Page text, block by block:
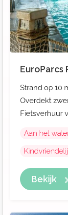
EuroParcs
Strand op 10
Overdekt
Fietsverhuur
Aan het
Bekijk